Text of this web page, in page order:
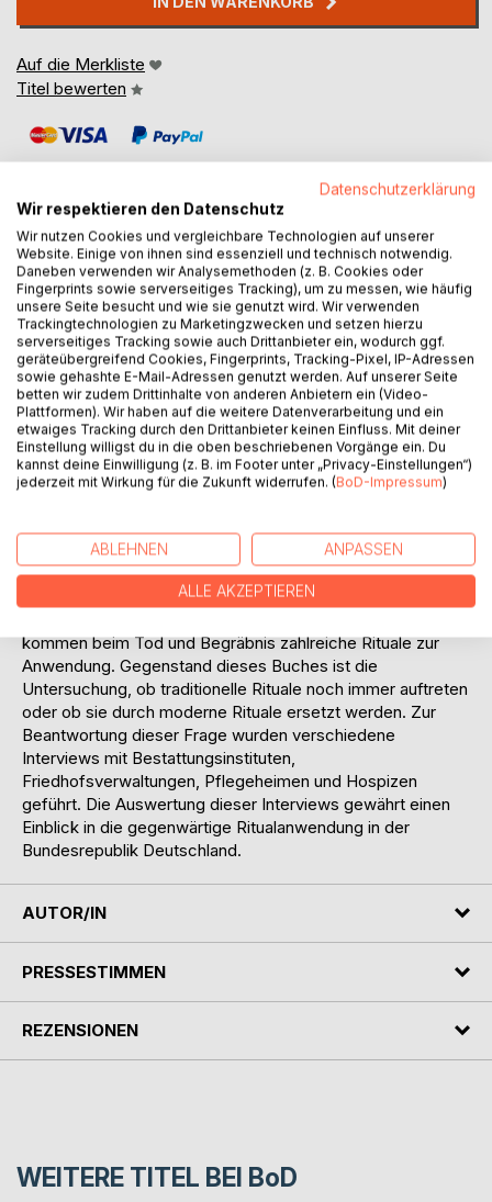
Auf die Merkliste
Titel bewerten
BESCHREIBUNG
Die gesellschaftliche Akzeptanz von Sterben und Tod hat in
den vergangenen Jahrhunderten unterschiedliche Formen
erfahren. Während in den Agrargesellschaften bzw. den
Gesellschaften des Mittelalters Sterben und Tod alltägliche
Erscheinungen waren und daher auch im täglichen
Sprachgebrauch Anwendung fanden, verschwand diese
Selbstverständlichkeit, über den Tod zu sprechen, mit der
Entwicklung über die Industriegesellschaften zu den
von der Entwicklung der Gesellschaften von den Agrar- zu
den heute vorzufindenden Dienstleistungsgesellschaften
begleitet. Daher zeigen sich auch entwicklungsbedingte
kommen beim Tod und Begräbnis zahlreiche Rituale zur
Anwendung. Gegenstand dieses Buches ist die
Untersuchung, ob traditionelle Rituale noch immer auftreten
oder ob sie durch moderne Rituale ersetzt werden. Zur
Beantwortung dieser Frage wurden verschiedene
Interviews mit Bestattungsinstituten,
Friedhofsverwaltungen, Pflegeheimen und Hospizen
geführt. Die Auswertung dieser Interviews gewährt einen
Einblick in die gegenwärtige Ritualanwendung in der
Bundesrepublik Deutschland.
AUTOR/IN
PRESSESTIMMEN
REZENSIONEN
WEITERE TITEL BEI BoD
Datenschutzerklärung
Wir respektieren den Datenschutz
Wir nutzen Cookies und vergleichbare Technologien auf unserer
Website. Einige von ihnen sind essenziell und technisch notwendig.
Daneben verwenden wir Analysemethoden (z. B. Cookies oder
Fingerprints sowie serverseitiges Tracking), um zu messen, wie häufig
unsere Seite besucht und wie sie genutzt wird. Wir verwenden
Trackingtechnologien zu Marketingzwecken und setzen hierzu
serverseitiges Tracking sowie auch Drittanbieter ein, wodurch ggf.
geräteübergreifend Cookies, Fingerprints, Tracking-Pixel, IP-Adressen
sowie gehashte E-Mail-Adressen genutzt werden. Auf unserer Seite
betten wir zudem Drittinhalte von anderen Anbietern ein (Video-
Plattformen). Wir haben auf die weitere Datenverarbeitung und ein
etwaiges Tracking durch den Drittanbieter keinen Einfluss. Mit deiner
Einstellung willigst du in die oben beschriebenen Vorgänge ein. Du
kannst deine Einwilligung (z. B. im Footer unter „Privacy-Einstellungen“)
jederzeit mit Wirkung für die Zukunft widerrufen. (BoD-Impressum)
ABLEHNEN ANPASSEN
ALLE AKZEPTIEREN